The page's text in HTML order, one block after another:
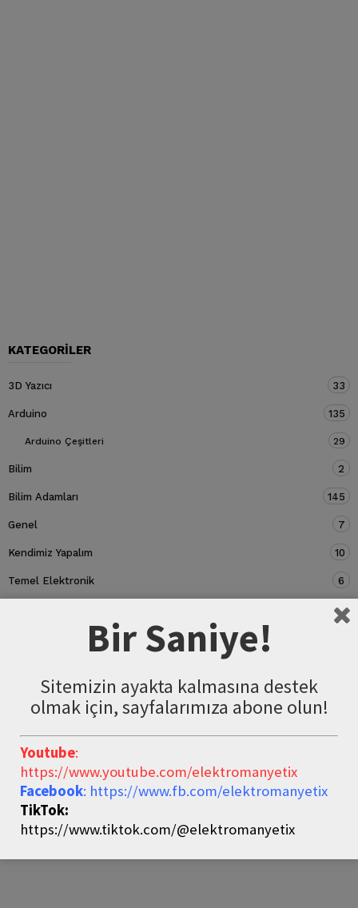
KATEGORILER
3D Yazıcı 33
Arduino 135
Arduino Çeşitleri 29
Bilim 2
Bilim Adamları 145
Genel 7
Kendimiz Yapalım 10
Temel Elektronik 6
5
Bir Saniye!
Sitemizin ayakta kalmasına destek
olmak için, sayfalarımıza abone olun!
Youtube:
https://www.youtube.com/elektromanyetix
Facebook: https://www.fb.com/elektromanyetix
TikTok:
https://www.tiktok.com/@elektromanyetix